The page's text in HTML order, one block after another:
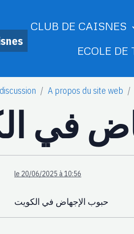
CLUB DE CAISNES
ECOLE DE
A propos du site web
في
le 20/06/2025 à 10:56
حبوب الإجهاض في الكويت